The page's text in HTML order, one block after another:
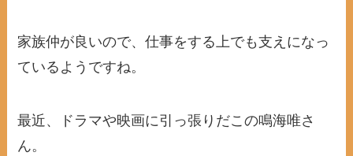
家族仲が良いので、仕事をする上でも支えになっ
ているようですね。
最近、ドラマや映画に引っ張りだこの鳴海唯さ
ん。